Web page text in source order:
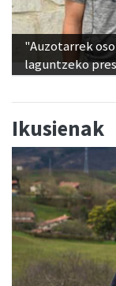
"Auzotarrek
laguntzeko
Ikusienak